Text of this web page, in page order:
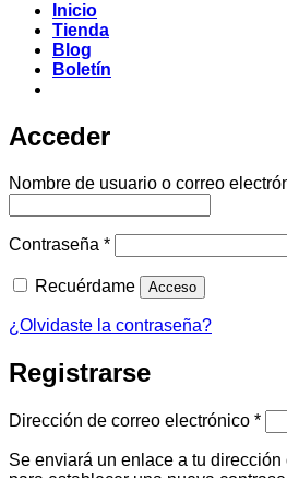
Inicio
Tienda
Blog
Boletín
Acceder
Nombre de usuario o correo
Contraseña *Obligatorio
Recuérdame Acceso
¿Olvidaste la contraseña?
Registrarse
Dirección de correo electrónico *
Se enviará un enlace a tu